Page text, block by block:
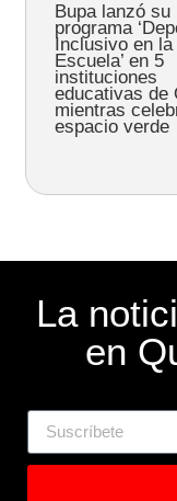
Bupa lanzó su
programa
Inclusivo en la
Escuela’ en 5
instituciones
educativas de
mientras
espacio verde
La
en